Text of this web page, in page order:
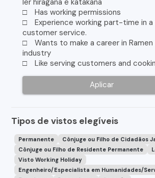
□ Has working permissions
□ Experience working part-time in a
customer service.
□ Wants to make a career in
industry
□ Like serving customers and
Aplicar
Tipos de vistos elegíveis
Permanente
Cônjuge ou Filho de Cidadãos
Cônjuge ou Filho de Residente Permanente
Visto Working Holiday
Engenheiro/Especialista em Humanidades/